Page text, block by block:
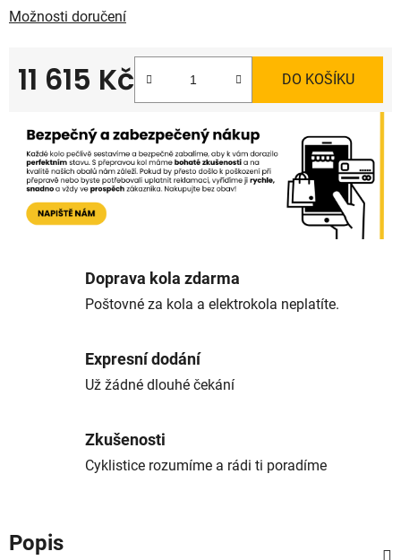
Možnosti doručení
11 615 Kč DO KOŠÍKU
Doprava kola zdarma
Poštovné za kola a elektrokola neplatíte.
Expresní dodání
Už žádné dlouhé čekání
Zkušenosti
Cyklistice rozumíme a rádi ti poradíme
Popis